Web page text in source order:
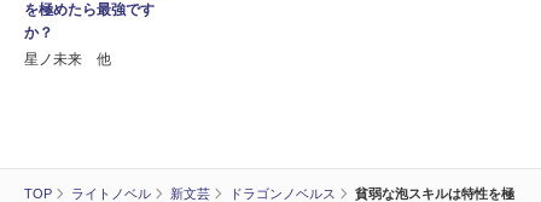
TOP ライトノベル 新文芸 ドラゴンノベルス
貧弱な泡スキルは特性を極
を極めたら最強です
か？
星ノ未来 他